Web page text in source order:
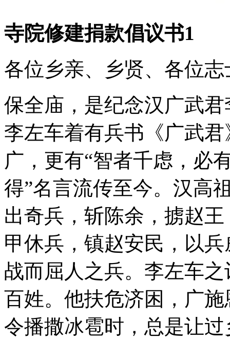
寺院修建捐款倡议书1
各位乡亲、乡贤、各位志
保全庙，是纪念汉广武
李左车着有兵书《广武
广，更有“智者千虑，必
得”名言流传至今。汉高
出奇兵，斩陈余，掳赵
甲休兵，镇赵安民，以
战而屈人之兵。李左车
百姓。他扶危济困，广
令播撒冰雹时，总是让